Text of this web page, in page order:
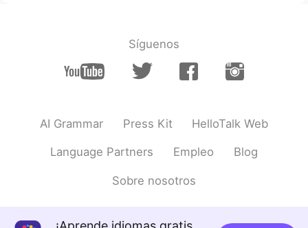
@Erika大変だね ラグビーの興味がないか
JP EN
に注意してね！
Síguenos
AI Grammar Press Kit HelloTalk Web
Language Partners Empleo Blog
Sobre nosotros